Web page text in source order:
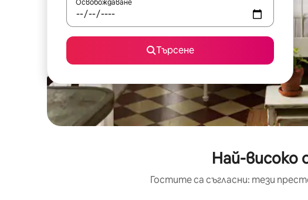
Освобождаване
Търсене
Най-високо
Гостите са съгласни: тези